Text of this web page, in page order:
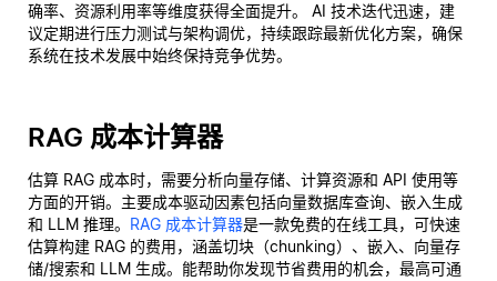
确率、资源利用率等维度获得全面提升。 AI 技术迭代迅速，建
议定期进行压力测试与架构调优，持续跟踪最新优化方案，确保
系统在技术发展中始终保持竞争优势。
RAG 成本计算器
估算 RAG 成本时，需要分析向量存储、计算资源和 API 使用等
方面的开销。主要成本驱动因素包括向量数据库查询、嵌入生成
和 LLM 推理。 RAG 成本计算器是一款免费的在线工具，可快速
估算构建 RAG 的费用，涵盖切块（chunking）、嵌入、向量存
储/搜索和 LLM 生成。能帮助你发现节省费用的机会，最高可通